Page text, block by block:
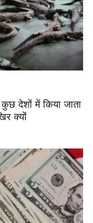
देशों में किया जाता
क्यों